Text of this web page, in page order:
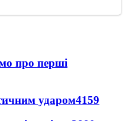
про перші
ударом4159